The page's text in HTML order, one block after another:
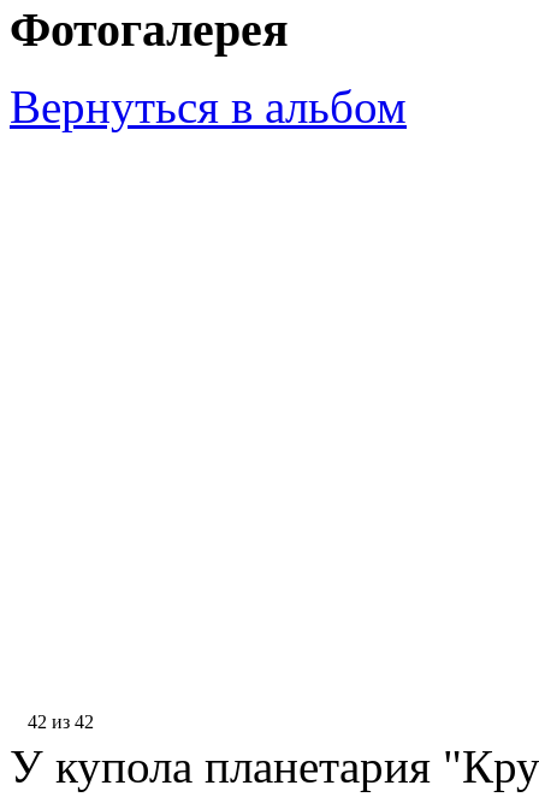
Фотогалерея
Вернуться в альбом
42 из 42
У купола планетария